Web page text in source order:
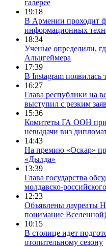
галерее
19:18
В Армении проходит
информационных
18:34
Ученые определили,
Альцгеймера
17:39
В Instagram появилась
16:27
Глава республики на
выступил с резким
15:36
Комитеты ГА ООН
невыдачи виз
14:43
На премию «Оскар»
«Дылда»
13:39
Глава государства
молдавско-
12:23
Объявлены лауреаты
понимание Вселенной)
10:15
В столице идет
отопительному сезону